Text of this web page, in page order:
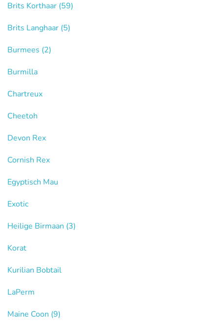
Brits Korthaar (59)
Brits Langhaar (5)
Burmees (2)
Burmilla
Chartreux
Cheetoh
Devon Rex
Cornish Rex
Egyptisch Mau
Exotic
Heilige Birmaan (3)
Korat
Kurilian Bobtail
LaPerm
Maine Coon (9)